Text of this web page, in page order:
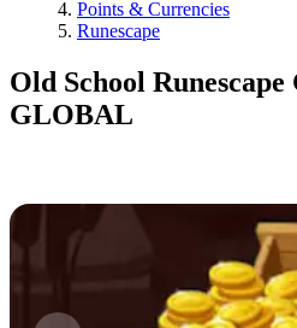
Points & Currencies
Runescape
Old School
GLOBAL